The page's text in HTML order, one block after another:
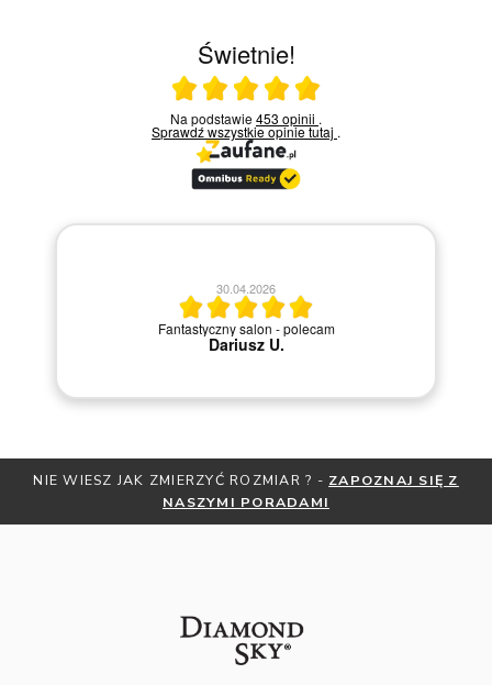
Świetnie!
Ocena średnia 5 na 5
Na podstawie453 opinii .
Sprawdź wszystkie opinietutaj .
30.04.2026
Fantastyczny salon - polecam
Dariusz U.
NIE WIESZ JAK ZMIERZYĆ ROZMIAR ? - ZAPOZNAJ SIĘ Z
NASZYMI PORADAMI